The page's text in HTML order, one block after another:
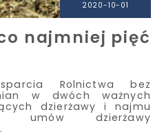
2020-10-01
najmniej pięć
Rolnictwa bez
w dwóch ważnych
dzierżawy i najmu
umów dzierżawy